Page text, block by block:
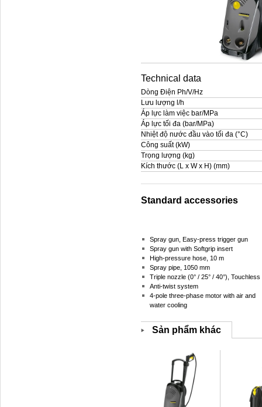
Technical data
Dòng Điện Ph/V/Hz
Lưu lượng l/h
Áp lực làm việc bar/MPa
Áp lực tối đa (bar/MPa)
Nhiệt độ nước đầu vào tối đa (°C)
Công suất (kW)
Trọng lượng (kg)
Kích thước (L x W x H) (mm)
Standard accessories
Spray gun, Easy-press trigger gun
Spray gun with Softgrip insert
High-pressure hose, 10 m
Spray pipe, 1050 mm
Triple nozzle (0° / 25° / 40°), Touchless
Anti-twist system
4-pole three-phase motor with air and
water cooling
Sản phẩm khác